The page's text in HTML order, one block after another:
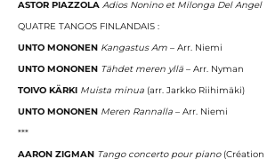
ASTOR PIAZZOLA Adios Nonino et Milonga Del Angel
QUATRE TANGOS FINLANDAIS :
UNTO MONONEN Kangastus Am – Arr. Niemi
UNTO MONONEN Tähdet meren yllä – Arr. Nyman
TOIVO KÄRKI Muista minua (arr. Jarkko Riihimäki)
UNTO MONONEN Meren Rannalla – Arr. Niemi
***
AARON ZIGMAN Tango concerto pour piano(Création